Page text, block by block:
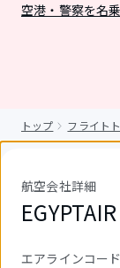
空港・警察を名
トップ フライト
航空会社詳細
EGYPTAIR
エアラインコード